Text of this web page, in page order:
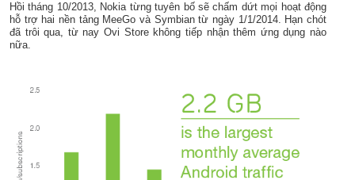
Hồi tháng 10/2013, Nokia từng tuyên bố sẽ chấm dứt mọi hoạt động
hỗ trợ hai nền tảng MeeGo và Symbian từ ngày 1/1/2014. Hạn chót
đã trôi qua, từ nay Ovi Store không tiếp nhận thêm ứng dụng nào
nữa.